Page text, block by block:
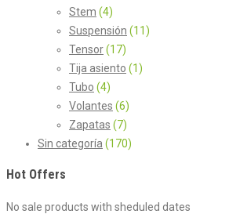
Stem (4)
Suspensión (11)
Tensor(17)
Tija asiento (1)
Tubo (4)
Volantes (6)
Zapatas (7)
Sin categoría (170)
Hot Offers
No sale products with sheduled dates